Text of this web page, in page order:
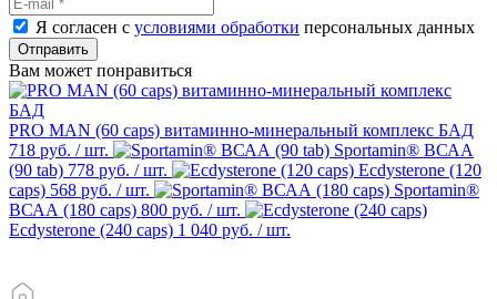
Я согласен с условиями обработки персональных данных
Отправить
Вам может понравиться
PRO MAN (60 caps) витаминно-минеральный комплекс БАД
718 руб. / шт.
Sportamin® ВСАА
(90 tab) 778 руб. / шт.
Ecdysterone (120
caps) 568 руб. / шт.
Sportamin®
ВСАА (180 caps) 800 руб. / шт.
Ecdysterone (240 caps) 1 040 руб. / шт.